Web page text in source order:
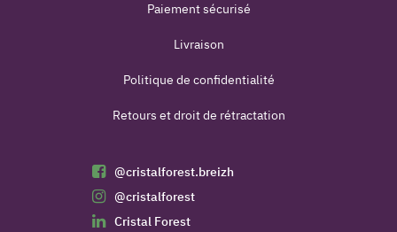
Paiement sécurisé
Livraison
Politique de confidentialité
Retours et droit de rétractation
@cristalforest.breizh
@cristalforest
Cristal Forest